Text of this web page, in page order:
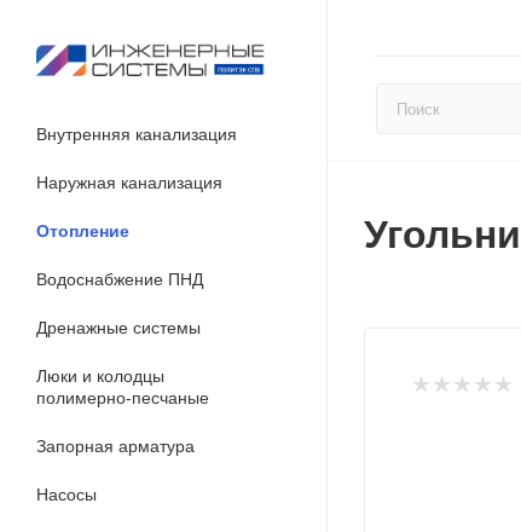
Внутренняя канализация
Наружная канализация
Отопление
Водоснабжение ПНД
Дренажные системы
Люки и колодцы
полимерно-песчаные
Запорная арматура
Насосы